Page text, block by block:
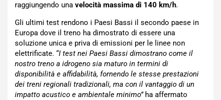
raggiungendo una velocità massima di 140 km/h.
Gli ultimi test rendono i Paesi Bassi il secondo paese in
Europa dove il treno ha dimostrato di essere una
soluzione unica e priva di emissioni per le linee non
elettrificate. “I test nei Paesi Bassi dimostrano come il
nostro treno a idrogeno sia maturo in termini di
disponibilità e affidabilità, fornendo le stesse prestazioni
dei treni regionali tradizionali, ma con il vantaggio di un
impatto acustico e ambientale minimo” ha affermato